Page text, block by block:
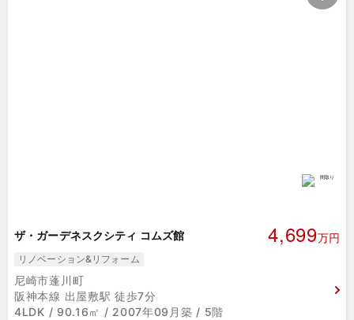
ザ・ガーデネスクシティ コムズ館 4,699万円
リノベーション&リフォーム
尼崎市蓬川町
阪神本線 出屋敷駅 徒歩7分
4LDK / 90.16㎡ / 2007年09月築 / 5階